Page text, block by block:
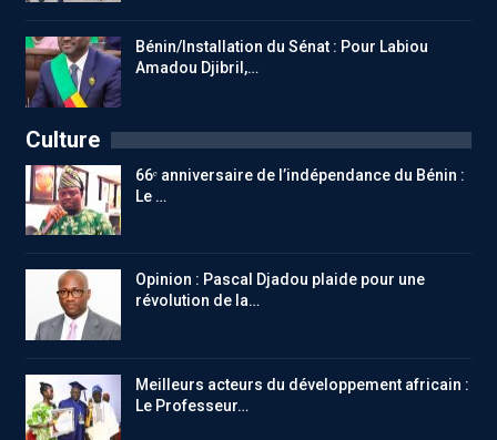
Bénin/Installation du Sénat : Pour Labiou
Amadou Djibril,…
Culture
66ᵉ anniversaire de l’indépendance du Bénin :
Le …
Opinion : Pascal Djadou plaide pour une
révolution de la…
Meilleurs acteurs du développement africain :
Le Professeur…